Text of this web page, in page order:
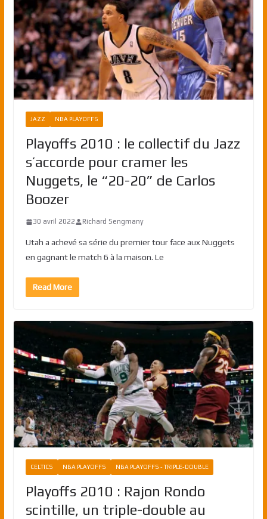
JAZZ NBA PLAYOFFS
Playoffs 2010 : le collectif du Jazz
s’accorde pour cramer les
Nuggets, le “20-20” de Carlos
Boozer
30 avril 2022 Richard Sengmany
Utah a achevé sa série du premier tour face aux Nuggets
en gagnant le match 6 à la maison. Le
Read More
CELTICS NBA PLAYOFFS NBA PLAYOFFS - TRIPLE-DOUBLE
Playoffs 2010 : Rajon Rondo
scintille, un triple-double au